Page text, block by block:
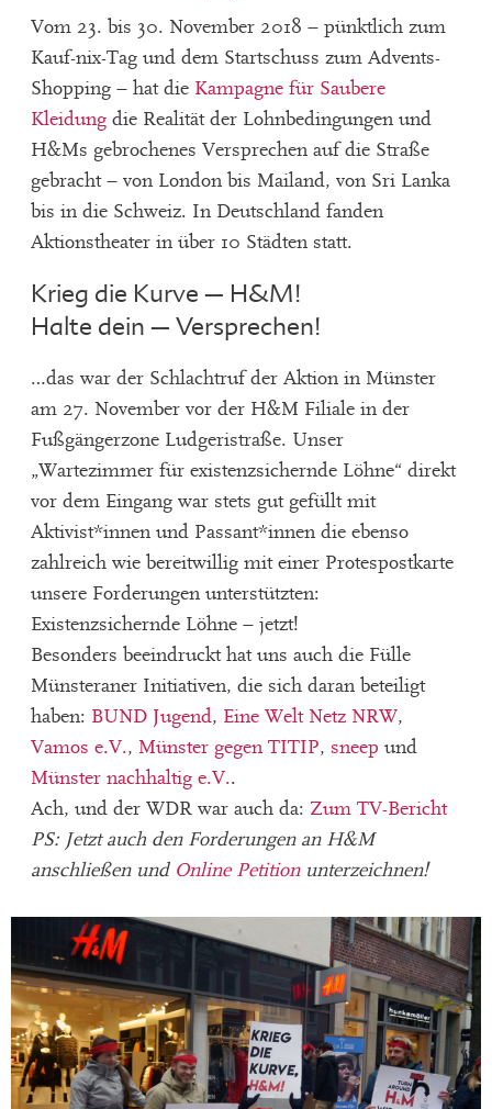
Vom 23. bis 30. November 2018 – pünktlich zum
Kauf-nix-Tag und dem Startschuss zum Advents-
Shopping – hat die Kampagne für Saubere
Kleidungdie Realität der Lohnbedingungen und
H&Ms gebrochenes Versprechen auf die Straße
gebracht – von London bis Mailand, von Sri Lanka
bis in die Schweiz. In Deutschland fanden
Aktionstheater in über 10 Städten statt.
Krieg die Kurve – H&M!
Halte dein – Versprechen!
…das war der Schlachtruf der Aktion in Münster
am 27. November vor der H&M Filiale in der
Fußgängerzone Ludgeristraße. Unser
„Wartezimmer für existenzsichernde Löhne“ direkt
vor dem Eingang war stets gut gefüllt mit
Aktivist*innen und Passant*innen die ebenso
zahlreich wie bereitwillig mit einer Protespostkarte
unsere Forderungen unterstützten:
Existenzsichernde Löhne – jetzt!
Besonders beeindruckt hat uns auch die Fülle
Münsteraner Initiativen, die sich daran beteiligt
haben: BUND Jugend, Eine Welt Netz NRW,
Vamos e.V., Münster gegen TITIP, sneep und
Münster nachhaltig e.V..
Ach, und der WDR war auch da: Zum TV-Bericht
PS: Jetzt auch den Forderungen an H&M
anschließen und Online Petitionunterzeichnen!